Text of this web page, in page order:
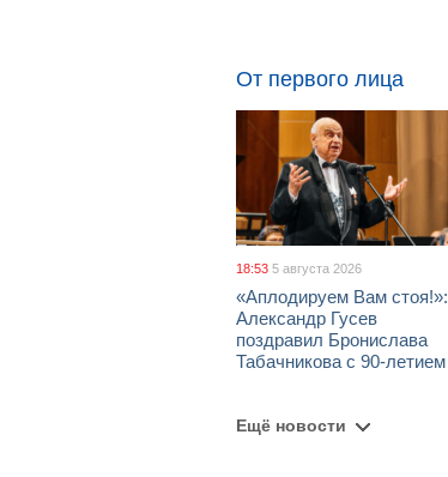
От первого лица
18:53 5 августа 2026
«Аплодируем Вам стоя!»:
Александр Гусев
поздравил Бронислава
Табачникова с 90-летием
Ещё новости